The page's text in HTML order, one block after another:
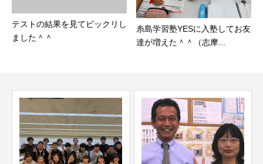
テストの結果を見てビックリし
ました＾＾
糸島学習塾YESに入塾してお友
達が増えた＾＾（志摩...